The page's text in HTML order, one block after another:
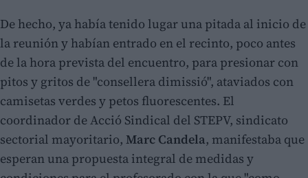
De hecho, ya había tenido lugar una pitada al inicio de
la reunión y habían entrado en el recinto, poco antes
de la hora prevista del encuentro, para presionar con
pitos y gritos de "consellera dimissió", ataviados con
camisetas verdes y petos fluorescentes. El
coordinador de Acció Sindical del STEPV, sindicato
sectorial mayoritario, Marc Candela, manifestaba que
esperan una propuesta integral de medidas y